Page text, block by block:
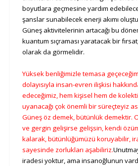
boyutlara geçmesine yardım
şanslar sunabilecek enerji akımı
Güneş aktivitelerinin artacağı bu
kuantum sıçraması yaratacak bir
olarak da görmelidir.
Yüksek benliğimizle temasa
dolayısıyla insan-evren ilişkisi
edeceğimiz, hem kişisel hem de kolektif
uyanacağı çok önemli bir süreçteyiz
Güneş öz demek, bütünlük demektir.
ve gergin gelişirse gelişsin, kendi
kalarak, bütünlüğümüzü koruyabilir,
sayesinde zorlukları aşabiliriz.
iradesi yoktur, ama insanoğlunun